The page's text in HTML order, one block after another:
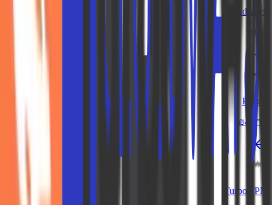
Cloudways
₪162
Preply
עד ₪44
TurboVPN